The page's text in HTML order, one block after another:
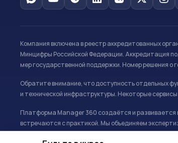
Компания включена в реестр аккредитованных
Минцифры Российской Федерации. Аккредитация
мер государственной поддержки. Номер решения о
Обратите внимание, что доступность отдельных
и технической инфраструктуры. Некоторые
Платформа Manager 360 создаётся и развивается
встречаются с практикой. Мы объединяем
развитию и управлению в спорте.